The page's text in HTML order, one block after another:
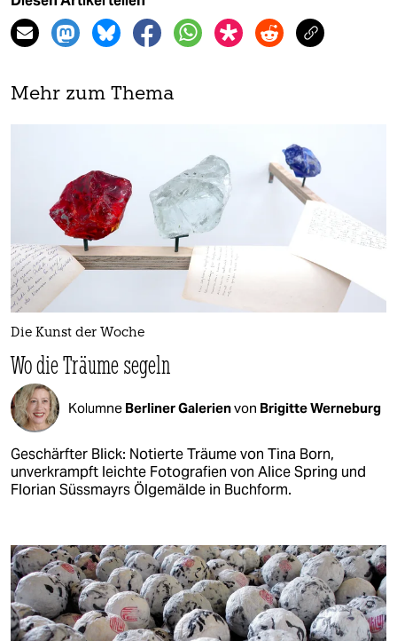
Mehr zum Thema
Die Kunst der Woche
Wo die Träume segeln
Kolumne Berliner Galerienvon Brigitte Werneburg
Geschärfter Blick: Notierte Träume von Tina Born,
unverkrampft leichte Fotografien von Alice Spring und
Florian Süssmayrs Ölgemälde in Buchform.